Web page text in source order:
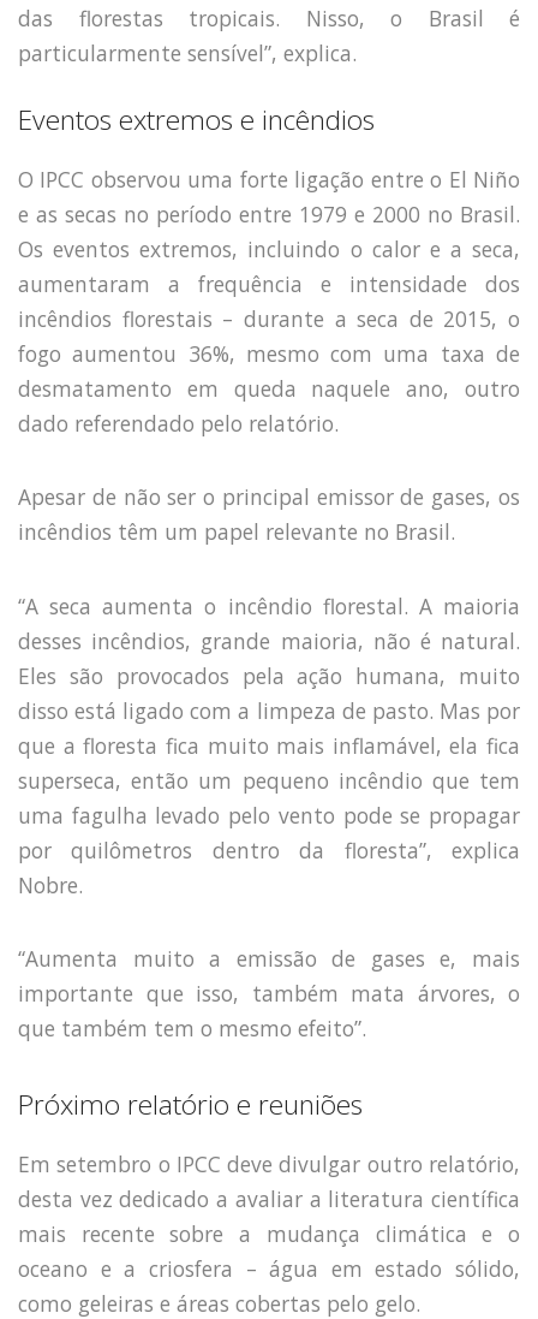
das florestas tropicais. Nisso, o Brasil é
particularmente sensível”, explica.
Eventos extremos e incêndios
O IPCC observou uma forte ligação entre o El Niño
e as secas no período entre 1979 e 2000 no Brasil.
Os eventos extremos, incluindo o calor e a seca,
aumentaram a frequência e intensidade dos
incêndios florestais – durante a seca de 2015, o
fogo aumentou 36%, mesmo com uma taxa de
desmatamento em queda naquele ano, outro
dado referendado pelo relatório.
Apesar de não ser o principal emissor de gases, os
incêndios têm um papel relevante no Brasil.
“A seca aumenta o incêndio florestal. A maioria
desses incêndios, grande maioria, não é natural.
Eles são provocados pela ação humana, muito
disso está ligado com a limpeza de pasto. Mas por
que a floresta fica muito mais inflamável, ela fica
superseca, então um pequeno incêndio que tem
uma fagulha levado pelo vento pode se propagar
por quilômetros dentro da floresta”, explica
Nobre.
“Aumenta muito a emissão de gases e, mais
importante que isso, também mata árvores, o
que também tem o mesmo efeito”.
Próximo relatório e reuniões
Em setembro o IPCC deve divulgar outro relatório,
desta vez dedicado a avaliar a literatura científica
mais recente sobre a mudança climática e o
oceano e a criosfera – água em estado sólido,
como geleiras e áreas cobertas pelo gelo.